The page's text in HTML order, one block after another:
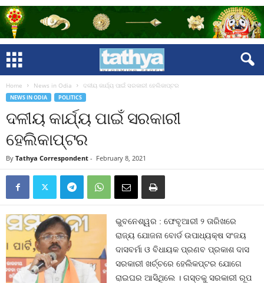
Home News in Odia ଦଳୀୟ କାର୍ଯ୍ୟ ପାଇଁ ସରକାରୀ ହେଲିକାପ୍ଟର
NEWS IN ODIA POLITICS
ଦଳୀୟ କାର୍ଯ୍ୟ ପାଇଁ ସରକାରୀ
ହେଲିକାପ୍ଟର
By Tathya Correspondent - February 8, 2021
ଭୁବନେଶ୍ୱର : ଫେବୃଆରୀ ୨ ତାରିଖରେ
ରାଜ୍ୟ ଯୋଜନା ବୋର୍ଡ ଉପାଧ୍ୟକ୍ଷ ସଂଜୟ
ଦାସବର୍ମା ଓ ବିଧାୟକ ପ୍ରଣବ ପ୍ରକାଶ ଦାସ
ସରକାରୀ ଖର୍ଚ୍ଚରେ ହେଲିକପ୍ଟର ଯୋଗେ
ରାଇଘର ଆସିଥିଲେ । ଗସ୍ତକୁ ସରକାରୀ ରୂପ